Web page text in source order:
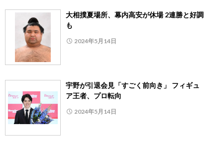
大相撲夏場所、幕内高安が休場 2連勝と好調
も
2024年5月14日
宇野が引退会見「すごく前向き」 フィギュ
ア王者、プロ転向
2024年5月14日